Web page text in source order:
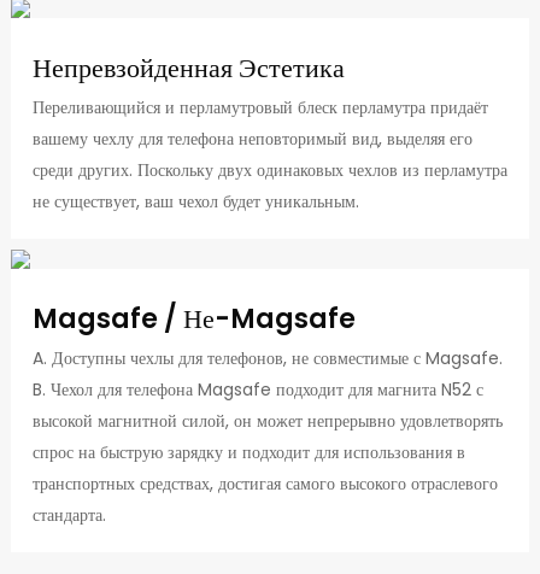
Непревзойденная Эстетика
Переливающийся и перламутровый блеск перламутра придаёт
вашему чехлу для телефона неповторимый вид, выделяя его
среди других. Поскольку двух одинаковых чехлов из перламутра
не существует, ваш чехол будет уникальным.
Magsafe / Не-Magsafe
A. Доступны чехлы для телефонов, не совместимые с Magsafe.
B. Чехол для телефона Magsafe подходит для магнита N52 с
высокой магнитной силой, он может непрерывно удовлетворять
спрос на быструю зарядку и подходит для использования в
транспортных средствах, достигая самого высокого отраслевого
стандарта.